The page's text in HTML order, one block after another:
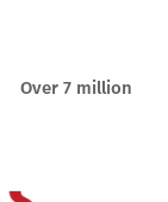
Over 7 million